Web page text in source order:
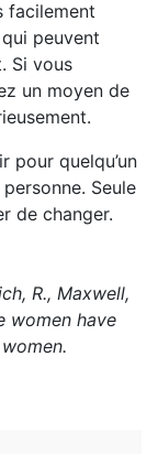
facilement
peuvent
Si vous
un moyen de
pour quelqu’un
Seule
de changer.
R., Maxwell,
women have